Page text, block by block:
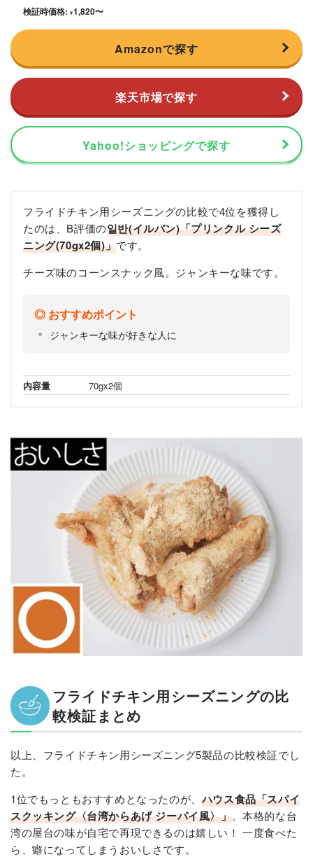
検証時価格: ¥1,820〜
Amazonで探す
楽天市場で探す
Yahoo!ショッピングで探す
フライドチキン用シーズニングの比較で4位を獲得し
たのは、B評価の일반(イルバン)「プリンクル シーズ
ニング(70gx2個)」です。
チーズ味のコーンスナック風。ジャンキーな味です。
おすすめポイント
ジャンキーな味が好きな人に
内容量 70gx2個
フライドチキン用シーズニングの比
較検証まとめ
以上、フライドチキン用シーズニング5製品の比較検証でし
た。
1位でもっともおすすめとなったのが、ハウス食品「スパイ
スクッキング〈台湾からあげ ジーパイ風〉」。本格的な台
湾の屋台の味が自宅で再現できるのは嬉しい！ 一度食べた
ら、癖になってしまうおいしさです。